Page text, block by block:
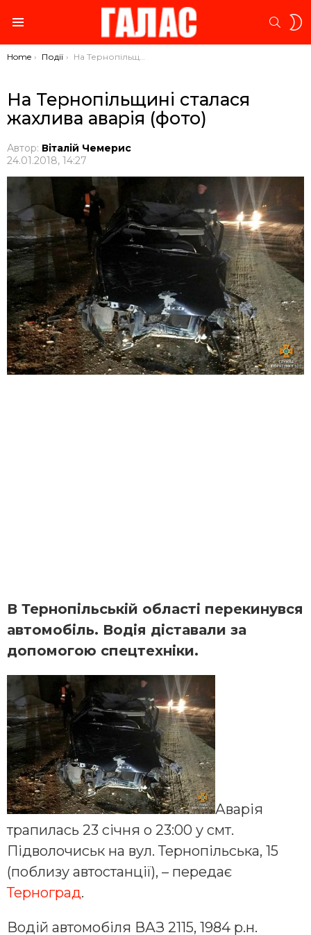
You are here:
Home Події На Тернопільщині сталася жахлива аварія (фото)
На Тернопільщині сталася
жахлива аварія (фото)
Автор: Віталій Чемерис
24.01.2018, 14:27
В Тернопільській області перекинувся
автомобіль. Водія діставали за
допомогою спецтехніки.
Аварія
трапилась 23 січня о 23:00 у смт.
Підволочиськ на вул. Тернопільська, 15
(поблизу автостанції), – передає
Терноград.
Водій автомобіля ВАЗ 2115, 1984 р.н.